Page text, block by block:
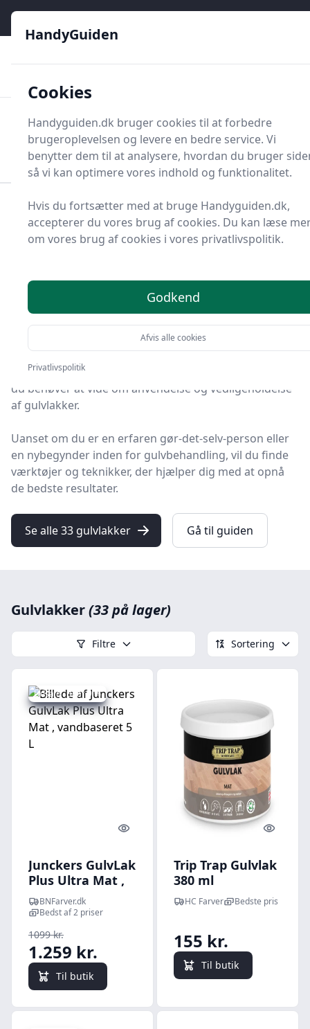
HandyGuiden
Søg nu
Søg nu
Forside Renovering og Byggeri
Maling og tilbehør
Gulvlak
Skal du vælge den rette gulvlak til dit hjem, eller er du
på udkig efter måder at vedligeholde dine lakerede
Denne omfattende guide vil tage dig igennem alt hvad
du behøver at vide om anvendelse og vedligeholdelse
af gulvlakker.
Uanset om du er en erfaren gør-det-selv-person eller
en nybegynder inden for gulvbehandling, vil du finde
værktøjer og teknikker, der hjælper dig med at opnå
de bedste resultater.
Se alle 33 gulvlakker Gå til guiden
Gulvlakker(33 på lager)
Filtre Sortering
Udsalg - spar 9 %
Quick look
Junckers GulvLak
Plus Ultra Mat ,
vandbaseret 5 L
BNFarver.dk
Bedst af 2 priser
1099 kr.
1.259 kr.
Til butik
Quick
Trip Trap Gulvlak
380 ml
HC Farver Bedste pris
155 kr.
Til butik
HandyGuiden
Cookies
Handyguiden.dk bruger cookies til at forbedre
brugeroplevelsen og levere en bedre service. Vi
benytter dem til at analysere, hvordan du bruger
så vi kan optimere vores indhold og funktionalitet.
Hvis du fortsætter med at bruge Handyguiden.dk,
accepterer du vores brug af cookies. Du kan læse
om vores brug af cookies i vores privatlivspolitik.
Godkend
Afvis alle cookies
Privatlivspolitik